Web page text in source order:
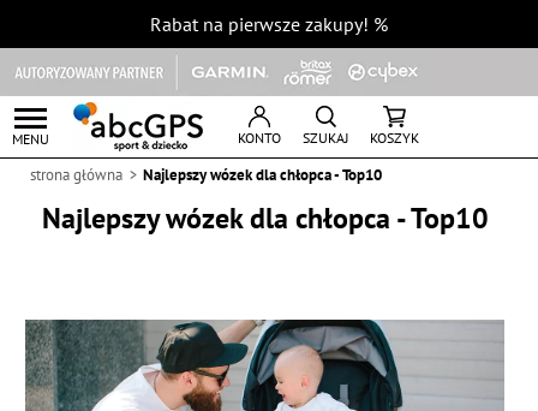
Rabat na pierwsze zakupy! %
MENU KONTO SZUKAJ KOSZYK
strona główna Najlepszy wózek dla chłopca - Top10
Najlepszy wózek dla chłopca - Top10